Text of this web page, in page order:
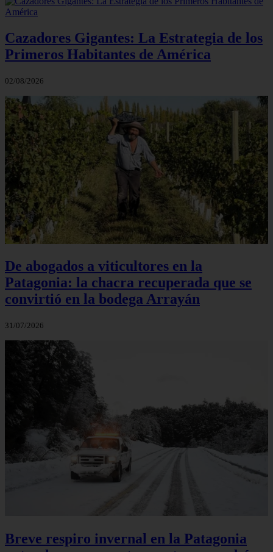
Cazadores Gigantes: La Estrategia de los
Primeros Habitantes de América
02/08/2026
De abogados a viticultores en la
Patagonia: la chacra recuperada que se
convirtió en la bodega Arrayán
31/07/2026
Breve respiro invernal en la Patagonia